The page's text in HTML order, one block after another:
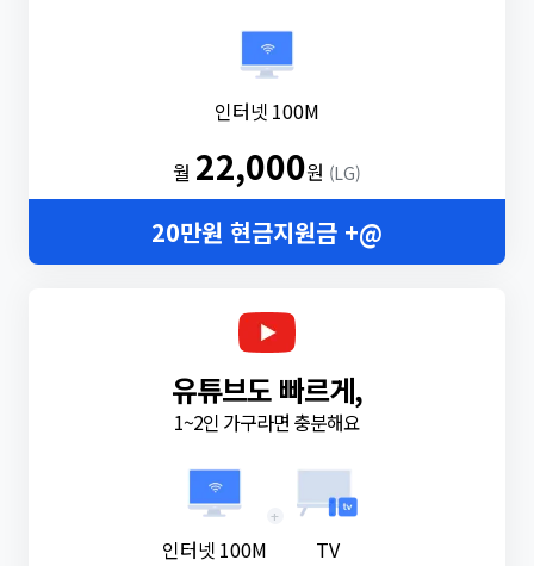
인터넷 100M
월 22,000원 (LG)
20만원 현금지원금 +@
유튜브도 빠르게,
1~2인 가구라면 충분해요
인터넷 100M
+
TV